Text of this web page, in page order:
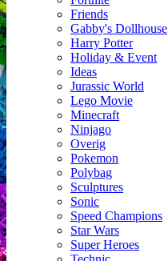
Friends
Gabby's Dollhouse
Harry Potter
Holiday & Event
Ideas
Jurassic World
Lego Movie
Minecraft
Ninjago
Overig
Pokemon
Polybag
Sculptures
Sonic
Speed Champions
Star Wars
Super Heroes